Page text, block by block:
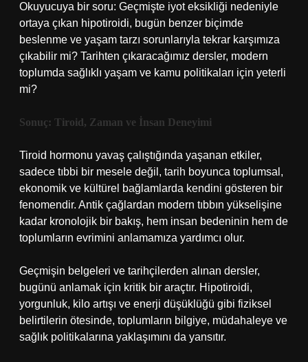
Okuyucuya bir soru: Geçmişte iyot eksikliği nedeniyle
ortaya çıkan hipotiroidi, bugün benzer biçimde
beslenme ve yaşam tarzı sorunlarıyla tekrar karşımıza
çıkabilir mi? Tarihten çıkaracağımız dersler, modern
toplumda sağlıklı yaşam ve kamu politikaları için yeterli
mi?
Sonuç: Tiroid, Zaman ve İnsan Deneyimi
Tiroid hormonu yavaş çalıştığında yaşanan etkiler,
sadece tıbbi bir mesele değil, tarih boyunca toplumsal,
ekonomik ve kültürel bağlamlarda kendini gösteren bir
fenomendir. Antik çağlardan modern tıbbın yükselişine
kadar kronolojik bir bakış, hem insan bedeninin hem de
toplumların evrimini anlamamıza yardımcı olur.
Geçmişin belgeleri ve tarihçilerden alınan dersler,
bugünü anlamak için kritik bir araçtır. Hipotiroidi,
yorgunluk, kilo artışı ve enerji düşüklüğü gibi fiziksel
belirtilerin ötesinde, toplumların bilgiye, müdahaleye ve
sağlık politikalarına yaklaşımını da yansıtır.